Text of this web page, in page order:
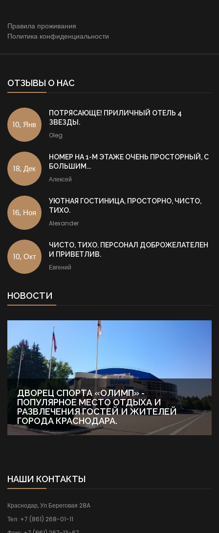
Правила проживания
Политика конфиденциальности
ОТЗЫВЫ О НАС
10, Янв
ПОТРЯСАЮЩЕ! ПРИЛИЧНЫЙ ОТЕЛЬ 4
ЗВЕЗДЫ.
Oleg
18, Дек
НОМЕР НА 1-М ЭТАЖЕ ОЧЕНЬ ПРОСТОРНЫЙ, С
БОЛЬШИМ...
Алексей
16, Ноя
УЮТНАЯ ГОСТИНИЦА, ПРОСТОРНО, ЧИСТО,
ТИХО.
Alexander
10, Окт
ЧИСТО, ТИХО. ПЕРСОНАЛ ДОБРОЖЕЛАТЕЛЕН
И ПРИВЕТЛИВ.
Евгений
НОВОСТИ
ДВОРЕЦ СПОРТА «ОЛИМП» -
ПОПУЛЯРНОЕ МЕСТО ОТДЫХА И
РАЗВЛЕЧЕНИЯ ГОСТЕЙ И ЖИТЕЛЕЙ
ГОРОДА КРАСНОДАРА.
НАШИ КОНТАКТЫ
Краснодар, Ул.Береговая 28A
Тел: +7 (861) 268-01-11